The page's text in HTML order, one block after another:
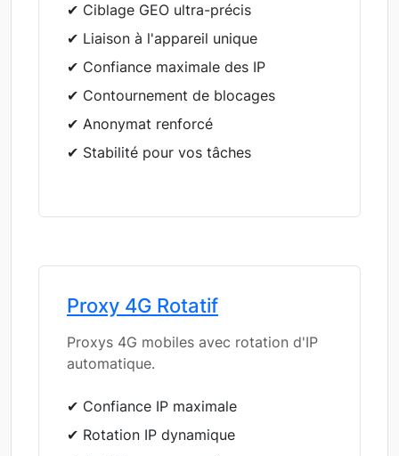
✔ Ciblage GEO ultra-précis
✔ Liaison à l'appareil unique
✔ Confiance maximale des IP
✔ Contournement de blocages
✔ Anonymat renforcé
✔ Stabilité pour vos tâches
Proxy 4G Rotatif
Proxys 4G mobiles avec rotation d'IP
automatique.
✔ Confiance IP maximale
✔ Rotation IP dynamique